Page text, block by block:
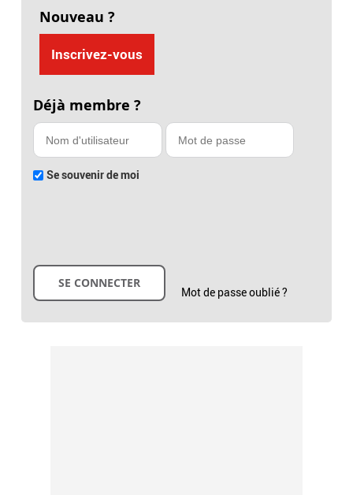
Nouveau ?
Inscrivez-vous
Déjà membre ?
Se souvenir de moi
Mot de passe oublié ?